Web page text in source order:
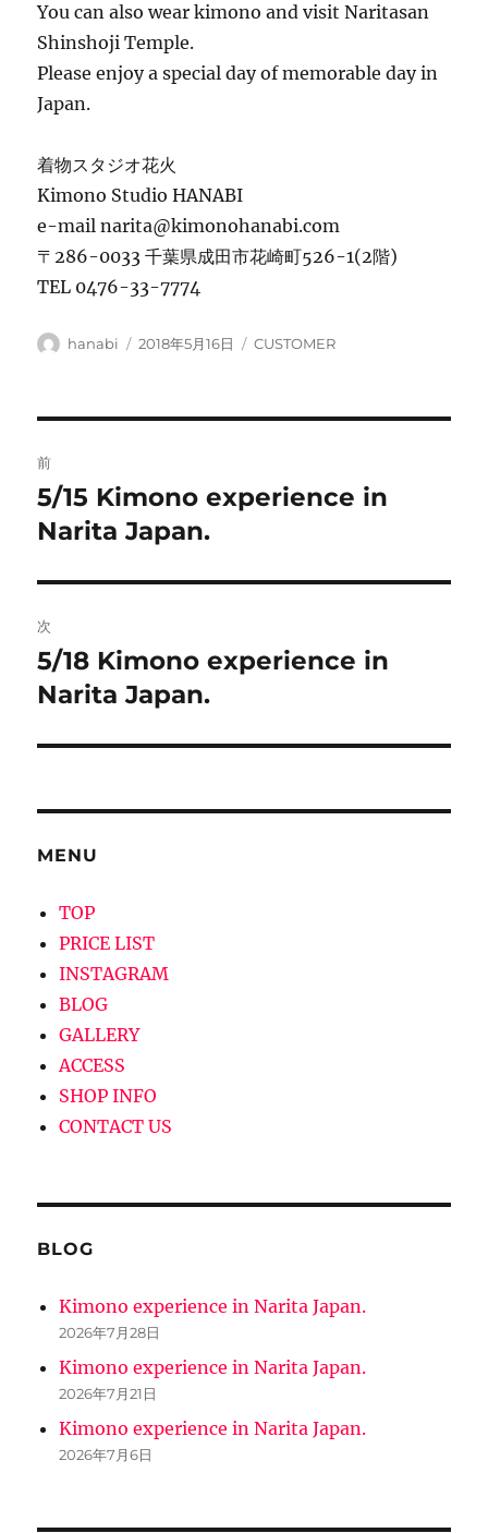
You can also wear kimono and visit Naritasan
Shinshoji Temple.
Please enjoy a special day of memorable day in
Japan.
着物スタジオ花火
Kimono Studio HANABI
e-mail narita@kimonohanabi.com
〒286-0033 千葉県成田市花崎町526-1(2階)
TEL 0476-33-7774
投
hanabi
投
2018年5月16日
カ
CUSTOMER
稿
ナ
ビ
ゲ
ー
ン
前
前
の
稿:
5/15 Kimono experience in
Narita Japan.
次
次
の
稿:
5/18 Kimono experience in
Narita Japan.
MENU
TOP
PRICE LIST
INSTAGRAM
BLOG
GALLERY
ACCESS
SHOP INFO
CONTACT US
BLOG
Kimono experience in Narita Japan.
2026年7月28日
Kimono experience in Narita Japan.
2026年7月21日
Kimono experience in Narita Japan.
2026年7月6日